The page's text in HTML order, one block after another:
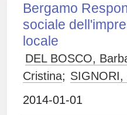
Bergamo
sociale
locale
DEL BOSCO,
Cristina; SIGNORI,
2014-01-01